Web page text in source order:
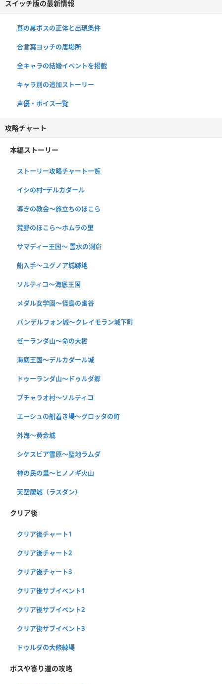
スイッチ版の最新情報
真の裏ボスの正体と出現条件
合言葉ヨッチの居場所
全キャラの結婚イベントを掲載
キャラ別の追加ストーリー
声優・ボイス一覧
攻略チャート
本編ストーリー
ストーリー攻略チャート一覧
イシの村~デルカダール
導きの教会〜旅立ちのほこら
荒野のほこら～ホムラの里
サマディー王国〜 霊水の洞窟
船入手〜ユグノア城跡地
ソルティコ〜海底王国
メダル女学園〜怪鳥の幽谷
バンデルフォン城〜クレイモラン城下町
ゼーランダ山〜命の大樹
海底王国〜デルカダール城
ドゥーランダ山～ドゥルダ郷
プチャラオ村〜ソルティコ
エーシュの船着き場〜グロッタの町
外海〜黄金城
シケスビア雪原〜聖地ラムダ
神の民の里〜ヒノノギ火山
天空魔城（ラスダン）
クリア後
クリア後チャート1
クリア後チャート2
クリア後チャート3
クリア後サブイベント1
クリア後サブイベント2
クリア後サブイベント3
ドゥルダの大修練場
ボスや寄り道の攻略